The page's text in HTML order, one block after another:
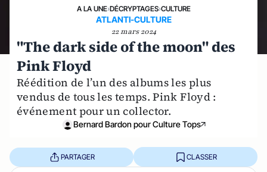
A LA UNE›DÉCRYPTAGES›CULTURE
ATLANTI-CULTURE
22 mars 2024
"The dark side of the moon" des
Pink Floyd
Réédition de l’un des albums les plus
vendus de tous les temps. Pink Floyd :
événement pour un collector.
Bernard Bardon pour Culture Tops
PARTAGER CLASSER